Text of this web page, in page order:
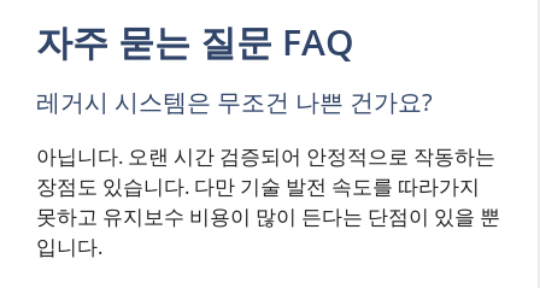
자주 묻는 질문 FAQ
레거시 시스템은 무조건 나쁜 건가요?
아닙니다. 오랜 시간 검증되어 안정적으로 작동하는
장점도 있습니다. 다만 기술 발전 속도를 따라가지
못하고 유지보수 비용이 많이 든다는 단점이 있을 뿐
입니다.